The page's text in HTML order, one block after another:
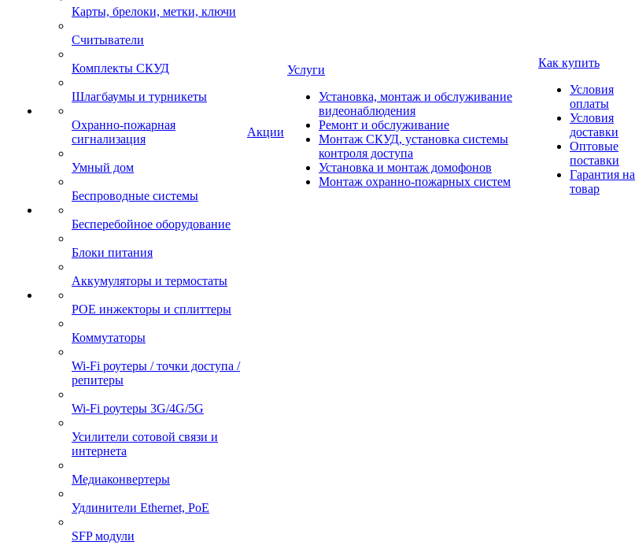
Карты, брелоки, метки, ключи
Считыватели
Комплекты СКУД
Шлагбаумы и турникеты
Охранно-пожарная
сигнализация
Умный дом
Беспроводные системы
Бесперебойное оборудование
Блоки питания
Аккумуляторы и термостаты
POE инжекторы и сплиттеры
Коммутаторы
Wi-Fi роутеры / точки доступа /
репитеры
Wi-Fi роутеры 3G/4G/5G
Усилители сотовой связи и
интернета
Медиаконвертеры
Удлинители Ethernet, PoE
SFP модули
Акции
Услуги
Установка, монтаж и обслуживание
видеонаблюдения
Ремонт и обслуживание
Монтаж СКУД, установка системы
контроля доступа
Установка и монтаж домофонов
Монтаж охранно-пожарных систем
Как купить
Условия
оплаты
Условия
доставки
Оптовые
поставки
Гарантия на
товар